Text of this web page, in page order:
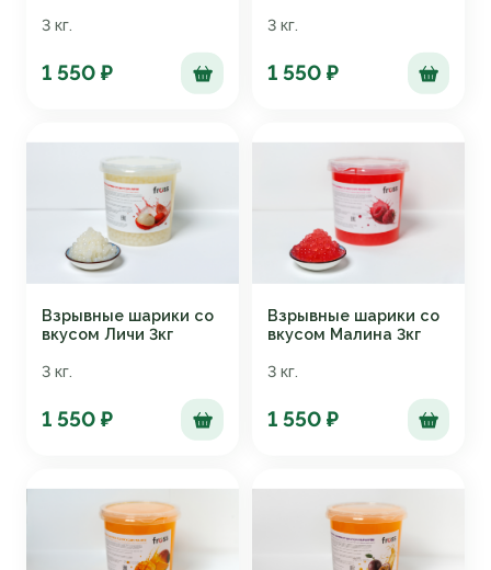
3 кг.
1 550 ₽
3 кг.
1 550 ₽
Взрывные шарики со
вкусом Личи 3кг
3 кг.
1 550 ₽
Взрывные шарики со
вкусом Малина 3кг
3 кг.
1 550 ₽